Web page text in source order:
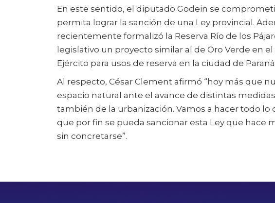
En este sentido, el diputado Godein se
permita lograr la sanción de una Ley provincial.
recientemente formalizó la Reserva Río de los
legislativo un proyecto similar al de Oro Verde en
Ejército para usos de reserva en la ciudad de
Al respecto, César Clement afirmó “hoy más que
espacio natural ante el avance de distintas
también de la urbanización. Vamos a hacer todo lo
que por fin se pueda sancionar esta Ley que hace
sin concretarse”.